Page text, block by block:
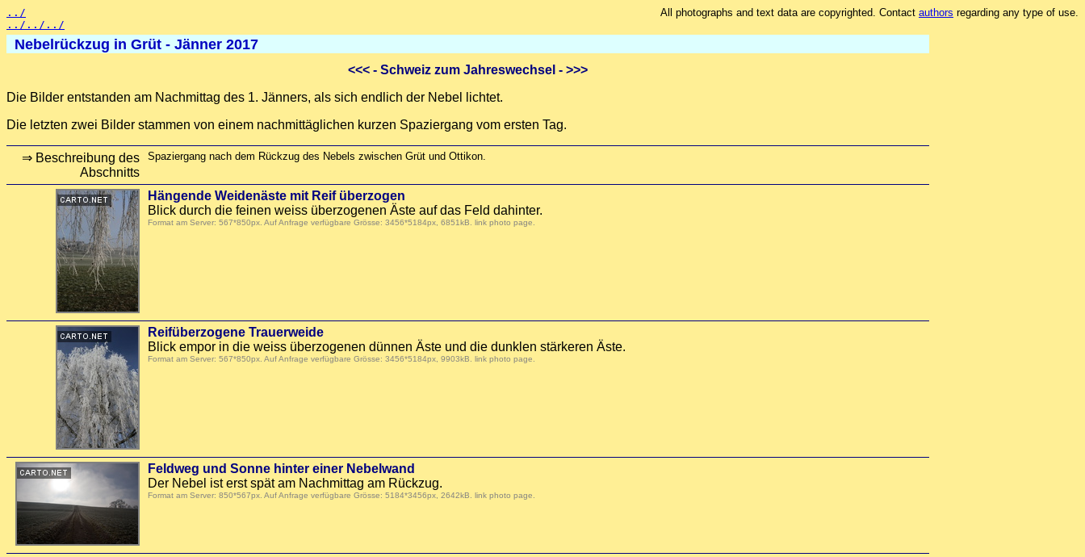
../
../../../
All photographs and text data are copyrighted. Contact authors regarding any type of use.
Nebelrückzug in Grüt - Jänner 2017
<<< - Schweiz zum Jahreswechsel - >>>
Die Bilder entstanden am Nachmittag des 1. Jänners, als sich endlich der Nebel lichtet.
Die letzten zwei Bilder stammen von einem nachmittäglichen kurzen Spaziergang vom ersten Tag.
⇒ Beschreibung des
Abschnitts
Spaziergang nach dem Rückzug des Nebels zwischen Grüt und Ottikon.
Hängende Weidenäste mit Reif überzogen
Blick durch die feinen weiss überzogenen Äste auf das Feld dahinter.
Format am Server: 567*850px. Auf Anfrage verfügbare Grösse: 3456*5184px, 6851kB. link photo page
Reifüberzogene Trauerweide
Blick empor in die weiss überzogenen dünnen Äste und die dunklen stärkeren Äste.
Format am Server: 567*850px. Auf Anfrage verfügbare Grösse: 3456*5184px, 9903kB. link photo page
Feldweg und Sonne hinter einer Nebelwand
Der Nebel ist erst spät am Nachmittag am Rückzug.
Format am Server: 850*567px. Auf Anfrage verfügbare Grösse: 5184*3456px, 2642kB. link photo page